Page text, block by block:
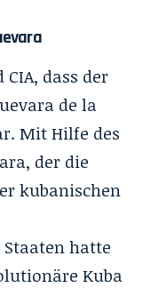
CIA, dass der
de la
MitHilfe des
der die
kubanischen
hatte
Kuba